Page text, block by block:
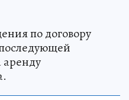
по договору
аренду